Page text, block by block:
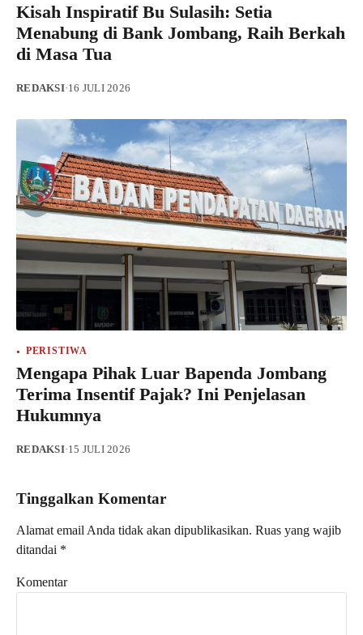
Kisah Inspiratif Bu Sulasih: Setia
Menabung di Bank Jombang, Raih Berkah
di Masa Tua
REDAKSI·16 JULI 2026
PERISTIWA
Mengapa Pihak Luar Bapenda Jombang
Terima Insentif Pajak? Ini Penjelasan
Hukumnya
REDAKSI·15 JULI 2026
Tinggalkan Komentar
Alamat email Anda tidak akan dipublikasikan. Ruas yang wajib
ditandai *
Komentar